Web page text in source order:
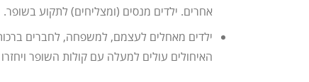
אחרים. ילדים מנסים (ומצליחים) לתקוע בשופר.
ילדים מאחלים לעצמם, למשפחה, לחברים
האיחולים עולים למעלה עם קולות השופר